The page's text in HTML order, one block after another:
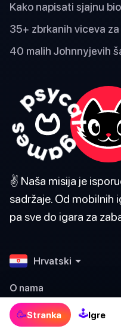
🥳Stranka 🕹Igre
Kako napisati sjajnu
35+ zbrkanih viceva
40 malih Johnnyjevih
✌️ Naša misija je
sadržaje. Od mobilnih
pa sve do igara za
Hrvatski
O nama
Kontaktiraj nas